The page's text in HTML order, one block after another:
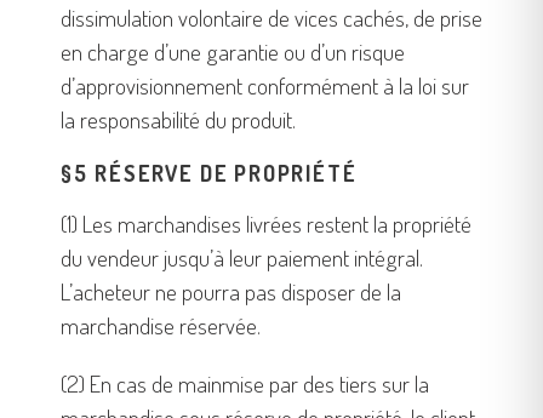
dissimulation volontaire de vices cachés, de prise
en charge d’une garantie ou d’un risque
d’approvisionnement conformément à la loi sur
la responsabilité du produit.
§5 RÉSERVE DE PROPRIÉTÉ
(1) Les marchandises livrées restent la propriété
du vendeur jusqu’à leur paiement intégral.
L’acheteur ne pourra pas disposer de la
marchandise réservée.
(2) En cas de mainmise par des tiers sur la